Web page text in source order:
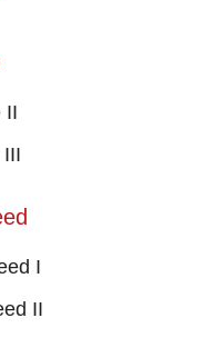
II
III
I
II